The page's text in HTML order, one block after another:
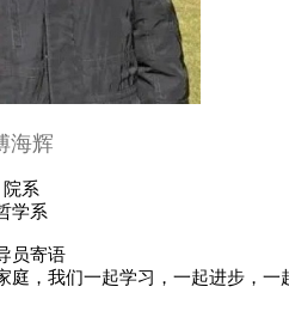
海辉
院系
学系
员寄语
庭，我们一起学习，一起进步，一